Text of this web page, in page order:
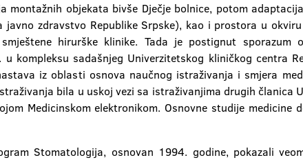
montažnih objekata bivše Dječje bolnice, potom
zdravstvo Republike Srpske), kao i prostora u
hirurške klinike. Tada je postignut sporazum
kompleksu sadašnjeg Univerzitetskog kliničkog centra
iz oblasti osnova naučnog istraživanja i smjera
bila u uskoj vezi sa istraživanjima drugih članica
Medicinskom elektronikom. Osnovne studije
Stomatologija, osnovan 1994. godine, pokazali